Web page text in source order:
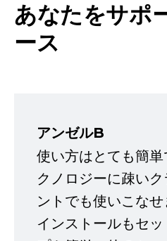
あなたをサポ
ース
アンゼルB
使い方はとても簡単
クノロジーに疎い
ントでも使いこなせ
インストールもセッ